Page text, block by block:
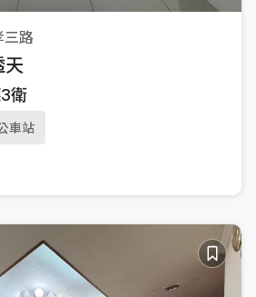
三路
天
衛
車站